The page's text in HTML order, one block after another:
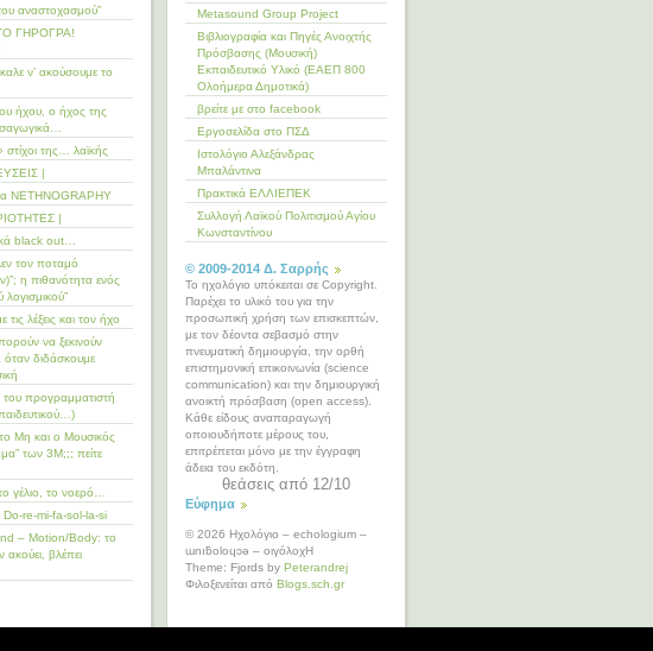
αναστοχασμού”
ΓΗΡΟΓΡΑ!
ν’ ακούσουμε το
ήχου, ο ήχος της
στίχοι της… λαϊκής
|
ΝΕΤHNOGRAPHY
|
black out…
τον ποταμό
η πιθανότητα ενός
λογισμικού”
τις λέξεις και τον ήχο
να ξεκινούν
διδάσκουμε
του προγραμματιστή
Μη και ο Μουσικός
των 3Μ;;; πείτε
γέλιο, το νοερό…
Do-re-mi-fa-sol-la-si
– Motion/Body: το
ακούει, βλέπει
Metasound Group Project
Βιβλιογραφία και Πηγές Ανοιχτής
Πρόσβασης (Μουσική)
Εκπαιδευτικό Υλικό (ΕΑΕΠ 800
Ολοήμερα Δημοτικά)
βρείτε με στο facebook
Εργοσελίδα στο ΠΣΔ
Ιστολόγιο Αλεξάνδρας
Μπαλάντινα
Πρακτικά ΕΛΛΙΕΠΕΚ
Συλλογή Λαϊκού Πολιτισμού Αγίου
Κωνσταντίνου
© 2009-2014 Δ. Σαρρής
To ηχολόγιο υπόκειται σε Copyright.
Παρέχει το υλικό του για την
προσωπική χρήση των επισκεπτών,
με τον δέοντα σεβασμό στην
πνευματική δημιουργία, την ορθή
επιστημονική επικοινωνία (science
communication) και την δημιουργική
ανοικτή πρόσβαση (open access).
Κάθε είδους αναπαραγωγή
οποιουδήποτε μέρους του,
επιτρέπεται μόνο με την έγγραφη
άδεια του εκδότη.
θεάσεις από 12/10
Εύφημα
© 2026 Ηχολόγιο – echologium –
ɯnıƃoloɥɔǝ – οιγόλοχΗ
Theme: Fjords by Peterandrej
Φιλοξενείται από Blogs.sch.gr